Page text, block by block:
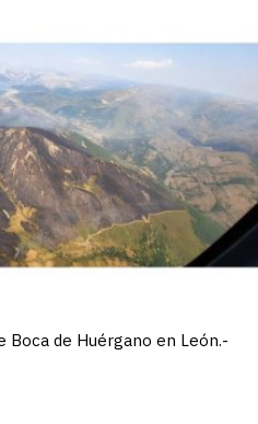
Boca de Huérgano en León.-